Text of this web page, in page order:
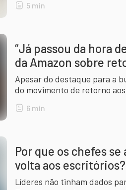
5 min
“Já passou da hora
da Amazon sobre
Apesar do destaque para a
do movimento de retorno
6 min
Por que os chefes
volta aos escritórios?
Líderes não tinham dados